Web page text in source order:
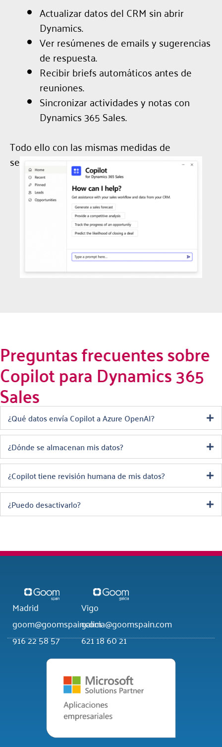
Actualizar datos del CRM sin abrir
Dynamics.
Ver resúmenes de emails y sugerencias
de respuesta.
Recibir briefs automáticos antes de
reuniones.
Sincronizar actividades y notas con
Dynamics 365 Sales.
Todo ello con las mismas medidas de
seguridad y permisos del CRM.
Preguntas frecuentes sobre
Copilot para Dynamics 365
Sales
¿Qué datos envía Copilot a Azure OpenAI?
¿Dónde se almacenan mis datos?
¿Copilot tiene revisión humana de mis datos?
¿Puedo desactivarlo?
Madrid
goom@goomspain.com
916 22 58 57
Vigo
galicia@goomspain.com
621 18 60 21